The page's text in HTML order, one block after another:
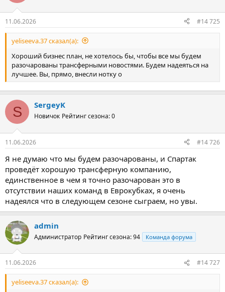
11.06.2026 #14 725
yeliseeva.37 сказал(а):
Хороший бизнес план, не хотелось бы, чтобы все мы будем
разочарованы трансферными новостями. Будем надеяться на
лучшее. Вы, прямо, внесли нотку о
S SergeyK
Новичок Рейтинг сезона: 0
11.06.2026 #14 726
Я не думаю что мы будем разочарованы, и Спартак
проведёт хорошую трансферную компанию,
единственное в чем я точно разочарован это в
отсутствии наших команд в Еврокубках, я очень
надеялся что в следующем сезоне сыграем, но увы.
admin
Администратор Рейтинг сезона: 94 Команда форума
11.06.2026 #14 727
yeliseeva.37 сказал(а):